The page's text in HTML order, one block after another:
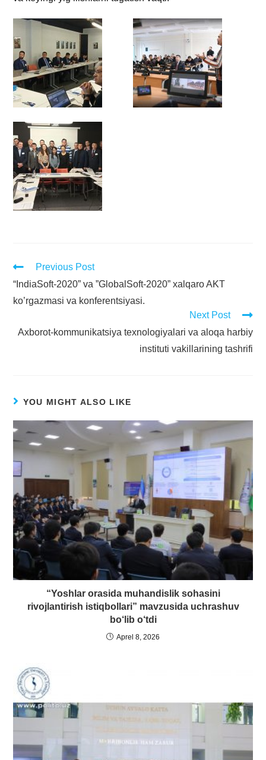
Previous Post
“IndiaSoft-2020” va ”GlobalSoft-2020” xalqaro AKT
ko’rgazmasi va konferentsiyasi.
Next Post
Axborot-kommunikatsiya texnologiyalari va aloqa harbiy
instituti vakillarining tashrifi
YOU MIGHT ALSO LIKE
“Yoshlar orasida muhandislik sohasini
rivojlantirish istiqbollari” mavzusida uchrashuv
bo‘lib o‘tdi
Aprel 8, 2026